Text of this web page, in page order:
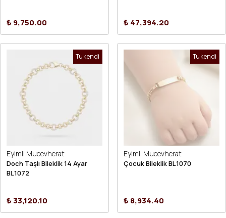
₺ 9,750.00 ₺ 47,394.20
Tükendi
Eyimli Mucevherat
Doch Taşlı Bileklik 14 Ayar
BL1072
₺ 33,120.10
Tükendi
Eyimli Mucevherat
Çocuk Bileklik BL1070
₺ 8,934.40